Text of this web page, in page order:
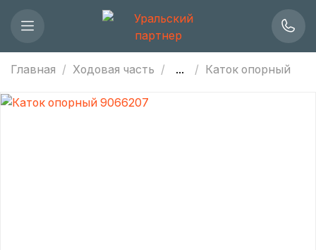
Главная Ходовая часть ... Каток опорный